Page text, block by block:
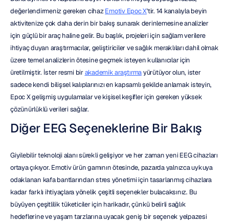
değerlendirmeniz gereken cihaz Emotiv Epoc X'tir. 14 kanalıyla beyin
aktivitenize çok daha derin bir bakış sunarak derinlemesine analizler
için güçlü bir araç haline gelir. Bu başlık, projeleri için sağlam verilere
ihtiyaç duyan araştırmacılar, geliştiriciler ve sağlık meraklıları dahil olmak
üzere temel analizlerin ötesine geçmek isteyen kullanıcılar için
üretilmiştir. İster resmi bir akademik araştırma yürütüyor olun, ister
sadece kendi bilişsel kalıplarınızı en kapsamlı şekilde anlamak isteyin,
Epoc X gelişmiş uygulamalar ve kişisel keşifler için gereken yüksek
çözünürlüklü verileri sağlar.
Diğer EEG Seçeneklerine Bir Bakış
Giyilebilir teknoloji alanı sürekli gelişiyor ve her zaman yeni EEG cihazları
ortaya çıkıyor. Emotiv ürün gamının ötesinde, pazarda yalnızca uykuya
odaklanan kafa bantlarından stres yönetimi için tasarlanmış cihazlara
kadar farklı ihtiyaçlara yönelik çeşitli seçenekler bulacaksınız. Bu
büyüyen çeşitlilik tüketiciler için harikadır, çünkü belirli sağlık
hedeflerine ve yaşam tarzlarına uyacak geniş bir seçenek yelpazesi